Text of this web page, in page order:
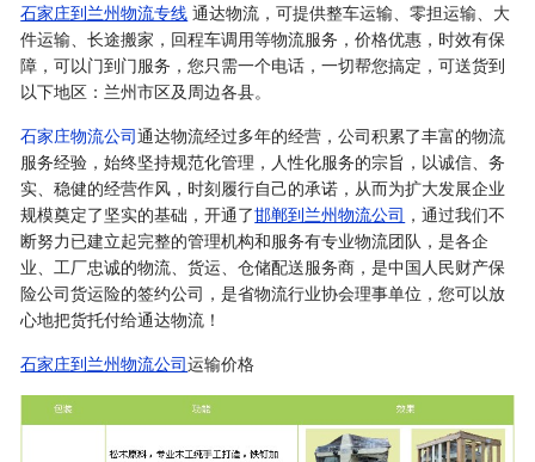
石家庄到兰州物流专线 通达物流，可提供整车运输、零担运输、大
件运输、长途搬家，回程车调用等物流服务，价格优惠，时效有保
障，可以门到门服务，您只需一个电话，一切帮您搞定，可送货到
以下地区：兰州市区及周边各县。
石家庄物流公司通达物流经过多年的经营，公司积累了丰富的物流
服务经验，始终坚持规范化管理，人性化服务的宗旨，以诚信、务
实、稳健的经营作风，时刻履行自己的承诺，从而为扩大发展企业
规模奠定了坚实的基础，开通了邯郸到兰州物流公司 ，通过我们不
断努力已建立起完整的管理机构和服务有专业物流团队，是各企
业、工厂忠诚的物流、货运、仓储配送服务商，是中国人民财产保
险公司货运险的签约公司，是省物流行业协会理事单位，您可以放
心地把货托付给通达物流！
石家庄到兰州物流公司运输价格